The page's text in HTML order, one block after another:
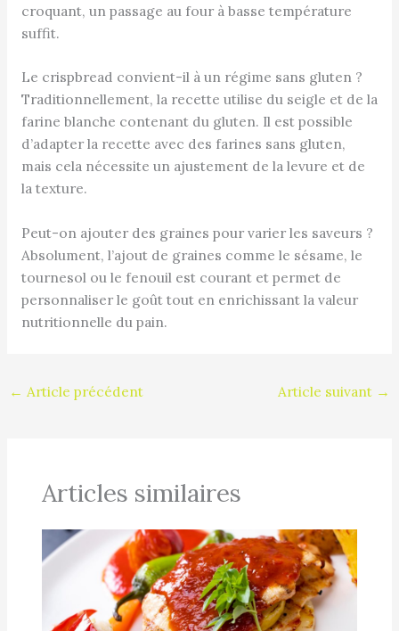
croquant, un passage au four à basse température
suffit.
Le crispbread convient-il à un régime sans gluten ?
Traditionnellement, la recette utilise du seigle et de la
farine blanche contenant du gluten. Il est possible
d’adapter la recette avec des farines sans gluten,
mais cela nécessite un ajustement de la levure et de
la texture.
Peut-on ajouter des graines pour varier les saveurs ?
Absolument, l’ajout de graines comme le sésame, le
tournesol ou le fenouil est courant et permet de
personnaliser le goût tout en enrichissant la valeur
nutritionnelle du pain.
← Article précédent Article suivant →
Articles similaires